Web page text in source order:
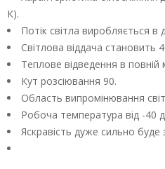
К).
Потік світла виробляється в
Світлова віддача становить
Теплове відведення в повній
Кут розсіювання 90.
Область випромінювання
Робоча температура від -40
Яскравість дуже сильно